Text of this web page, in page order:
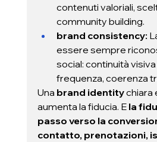
contenuti valoriali,
community building.
brand consistency:
essere sempre
social: continuità
frequenza, coerenza
Una brand identity chiara
aumenta la fiducia. E la
passo verso la
contatto, prenotazioni,